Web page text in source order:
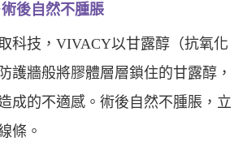
後自然不腫脹
技，VIVACY以甘露醇（抗氧化
護牆般將膠體層層鎖住的甘露醇，
成的不適感。術後自然不腫脹，立
條。